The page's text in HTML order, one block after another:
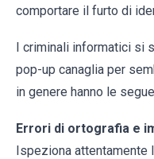
comportare il furto di
I criminali informatici si
pop-up canaglia per
in genere hanno le
Errori di ortografia e
Ispeziona attentamente